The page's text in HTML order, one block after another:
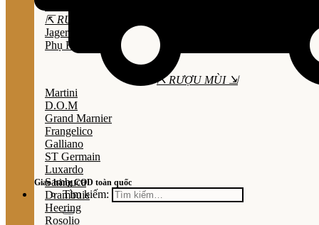
Giao hàng COD toàn quốc
Tìm kiếm:
⇱ RƯỢU THẢO MỘC ⇲
Jagermeister
Phụ Kiện
⇱ RƯỢU MÙI ⇲
Martini
D.O.M
Grand Marnier
Frangelico
Galliano
ST Germain
Luxardo
Sambuca
Drambuie
Heering
Rosolio